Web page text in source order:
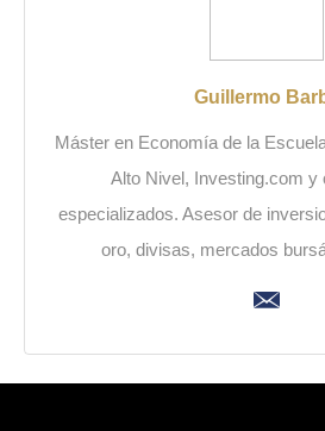
Guillermo
Máster en Economía de la
Alto Nivel, Investing.com y
especializados. Asesor de
oro, divisas, mercados